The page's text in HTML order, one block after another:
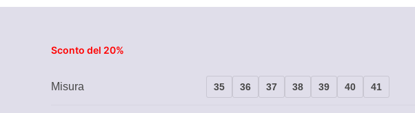
Sconto del 20%
Misura 35 36 37 38 39 40 41